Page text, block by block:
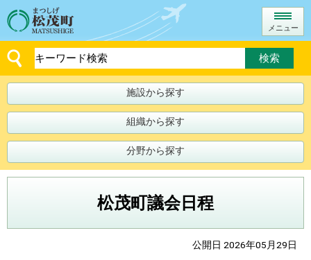
メニュー
施設から探す
組織から探す
分野から探す
松茂町議会日程
公開日 2026年05月29日